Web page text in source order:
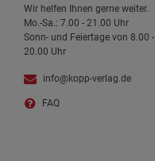
Wir helfen Ihnen gerne weiter.
Mo.-Sa.: 7.00 - 21.00 Uhr
Sonn- und Feiertage von 8.00 -
20.00 Uhr
info@kopp-verlag.de
FAQ